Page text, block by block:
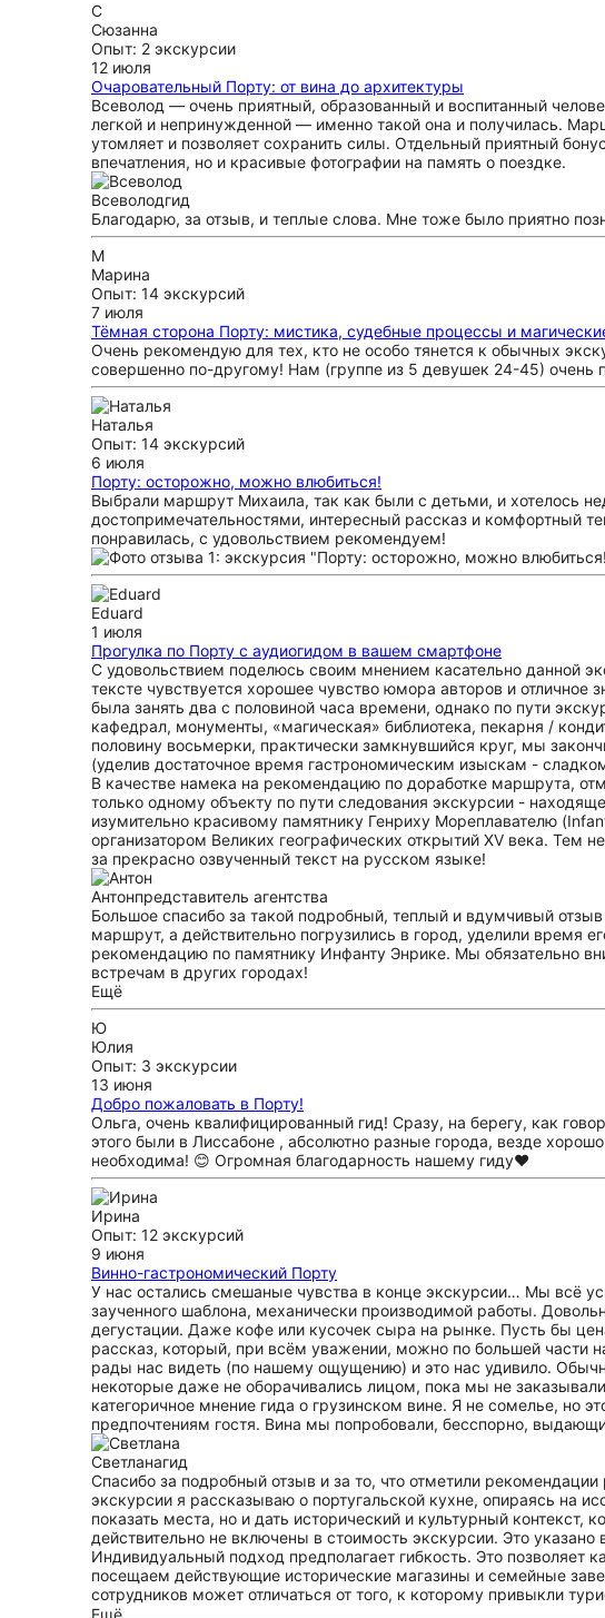
С
Сюзанна
Опыт: 2 экскурсии
12 июля
Очаровательный Порту: от вина до архитектуры
Всеволод — очень приятный, образованный и воспитанный
легкой и непринужденной — именно такой она и получилась.
утомляет и позволяет сохранить силы. Отдельный приятный
впечатления, но и красивые фотографии на память о поездке.
Всеволодгид
Благодарю, за отзыв, и теплые слова. Мне тоже было приятно
М
Марина
Опыт: 14 экскурсий
7 июля
Тёмная сторона Порту: мистика, судебные процессы и
Очень рекомендую для тех, кто не особо тянется к обычных
совершенно по-другому! Нам (группе из 5 девушек 24-45) очень
Наталья
Опыт: 14 экскурсий
6 июля
Порту: осторожно, можно влюбиться!
Выбрали маршрут Михаила, так как были с детьми, и хотелось
достопримечательностями, интересный рассказ и комфортный
понравилась, с удовольствием рекомендуем!
Eduard
1 июля
Прогулка по Порту с аудиогидом в вашем смартфоне
С удовольствием поделюсь своим мнением касательно данной
тексте чувствуется хорошее чувство юмора авторов и
была занять два с половиной часа времени, однако по пути
кафедрал, монументы, «магическая» библиотека, пекарня /
половину восьмерки, практически замкнувшийся круг, мы
(уделив достаточное время гастрономическим изыскам -
В качестве намека на рекомендацию по доработке маршрута,
только одному объекту по пути следования экскурсии -
изумительно красивому памятнику Генриху Мореплавателю
организатором Великих географических открытий XV века. Тем
за прекрасно озвученный текст на русском языке!
Антонпредставитель агентства
Большое спасибо за такой подробный, теплый и вдумчивый
маршрут, а действительно погрузились в город, уделили время
рекомендацию по памятнику Инфанту Энрике. Мы обязательно
встречам в других городах!
Ещё
Ю
Юлия
Опыт: 3 экскурсии
13 июня
Добро пожаловать в Порту!
Ольга, очень квалифицированный гид! Сразу, на берегу, как
этого были в Лиссабоне , абсолютно разные города, везде
необходима! 😊 Огромная благодарность нашему гиду❤️
Ирина
Опыт: 12 экскурсий
9 июня
Винно-гастрономический Порту
У нас остались смешаные чувства в конце экскурсии… Мы всё
заученного шаблона, механически производимой работы.
дегустации. Даже кофе или кусочек сыра на рынке. Пусть бы
рассказ, который, при всём уважении, можно по большей части
рады нас видеть (по нашему ощущению) и это нас удивило.
некоторые даже не оборачивались лицом, пока мы не
категоричное мнение гида о грузинском вине. Я не сомелье, но
предпочтениям гостя. Вина мы попробовали, бесспорно,
Светланагид
Спасибо за подробный отзыв и за то, что отметили
экскурсии я рассказываю о португальской кухне, опираясь на
показать места, но и дать исторический и культурный
действительно не включены в стоимость экскурсии. Это
Индивидуальный подход предполагает гибкость. Это
посещаем действующие исторические магазины и семейные
сотрудников может отличаться от того, к которому привыкли
важно, чтобы гости чувствовали себя комфортно независимо от
Ещё